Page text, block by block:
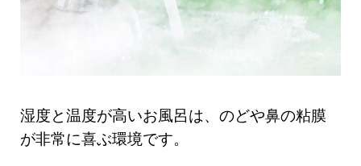
湿度と温度が高いお風呂は、のどや鼻の粘膜
が非常に喜ぶ環境です。